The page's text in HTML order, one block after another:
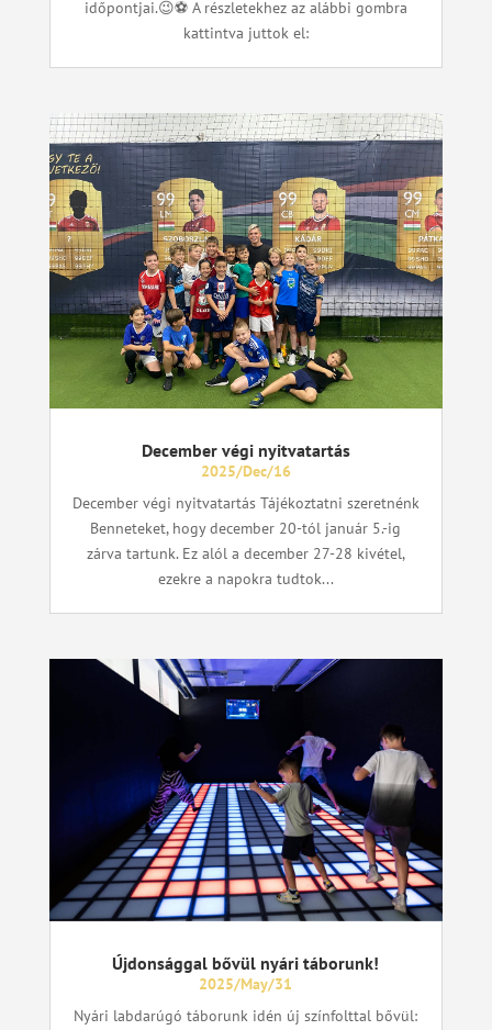
időpontjai.😉⚽ A részletekhez az alábbi gombra
kattintva juttok el:
December végi nyitvatartás
2025/Dec/16
December végi nyitvatartás Tájékoztatni szeretnénk
Benneteket, hogy december 20-tól január 5.-ig
zárva tartunk. Ez alól a december 27-28 kivétel,
ezekre a napokra tudtok...
Újdonsággal bővül nyári táborunk!
2025/May/31
Nyári labdarúgó táborunk idén új színfolttal bővül: